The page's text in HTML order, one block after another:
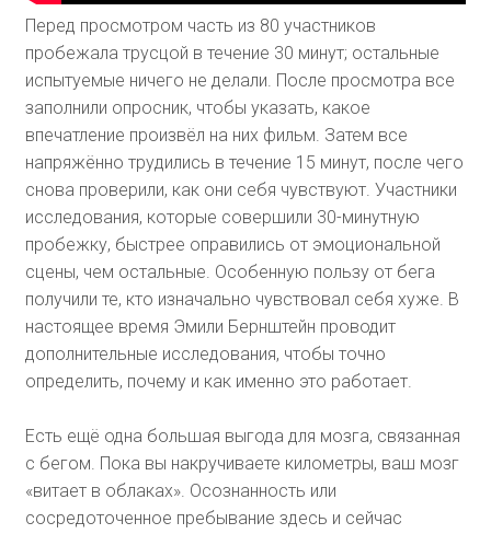
Перед просмотром часть из 80 участников
пробежала трусцой в течение 30 минут; остальные
испытуемые ничего не делали. После просмотра все
заполнили опросник, чтобы указать, какое
впечатление произвёл на них фильм. Затем все
напряжённо трудились в течение 15 минут, после чего
снова проверили, как они себя чувствуют. Участники
исследования, которые совершили 30-минутную
пробежку, быстрее оправились от эмоциональной
сцены, чем остальные. Особенную пользу от бега
получили те, кто изначально чувствовал себя хуже. В
настоящее время Эмили Бернштейн проводит
дополнительные исследования, чтобы точно
определить, почему и как именно это работает.
Есть ещё одна большая выгода для мозга, связанная
с бегом. Пока вы накручиваете километры, ваш мозг
«витает в облаках». Осознанность или
сосредоточенное пребывание здесь и сейчас